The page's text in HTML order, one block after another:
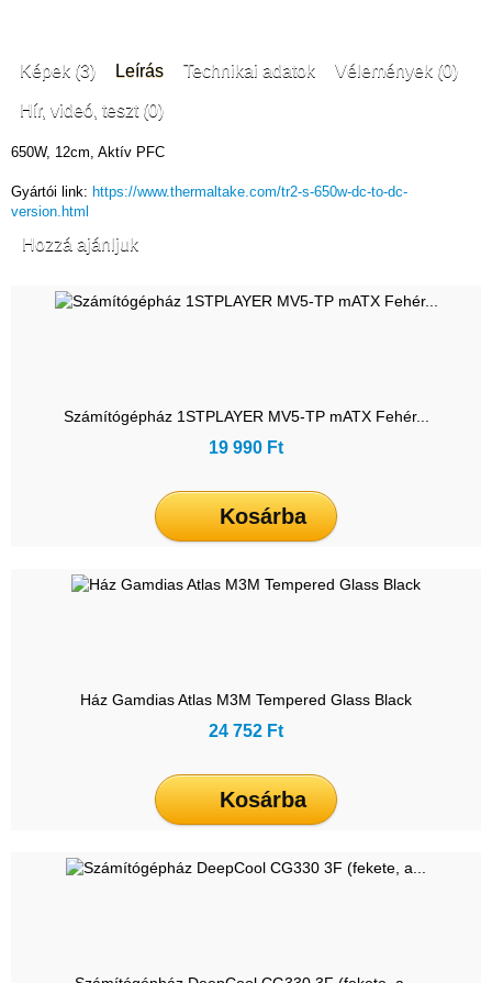
Képek (3) Leírás Technikai adatok Vélemények (0)
Hír, videó, teszt (0)
650W, 12cm, Aktív PFC
Gyártói link: https://www.thermaltake.com/tr2-s-650w-dc-to-dc-
version.html
Hozzá ajánljuk
Számítógépház 1STPLAYER MV5-TP mATX Fehér...
19 990 Ft
Kosárba
Ház Gamdias Atlas M3M Tempered Glass Black
24 752 Ft
Kosárba